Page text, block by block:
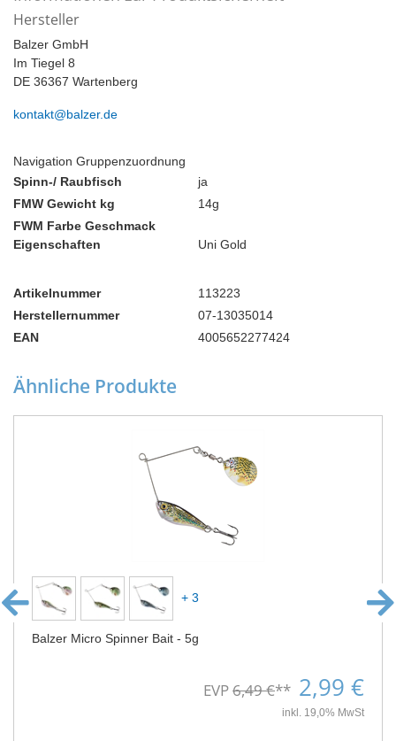
Hersteller
Balzer GmbH
Im Tiegel 8
DE 36367 Wartenberg
kontakt@balzer.de
Navigation Gruppenzuordnung
Spinn-/ Raubfisch
ja
FMW Gewicht kg
14g
FWM Farbe Geschmack
Eigenschaften
Uni Gold
Artikelnummer
113223
Herstellernummer
07-13035014
EAN
4005652277424
Ähnliche Produkte
+ 3
Balzer Micro Spinner Bait - 5g
EVP6,49 €** 2,99 €
inkl. 19,0% MwSt